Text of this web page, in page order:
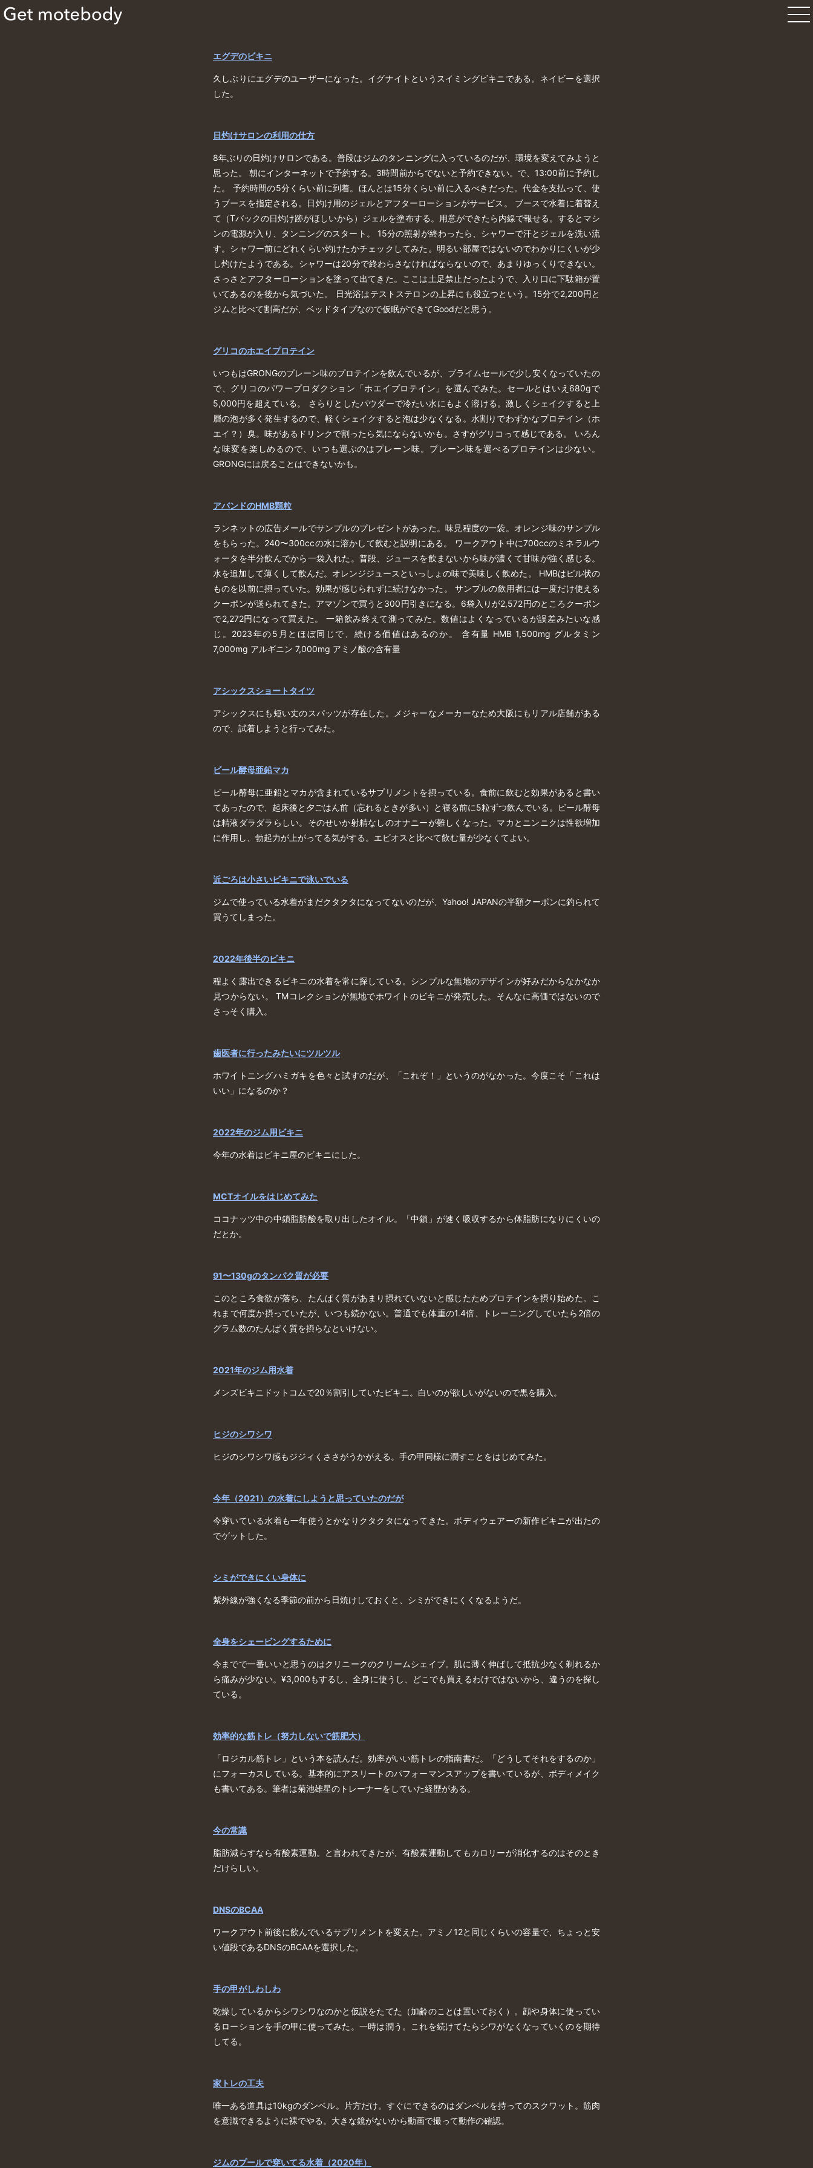
エグデのビキニ
久しぶりにエグデのユーザーになった。イグナイトというスイミングビキニである。ネイビーを選択
した。
日灼けサロンの利用の仕方
8年ぶりの日灼けサロンである。普段はジムのタンニングに入っているのだが、環境を変えてみようと
思った。 朝にインターネットで予約する。3時間前からでないと予約できない。で、13:00前に予約し
た。 予約時間の5分くらい前に到着。ほんとは15分くらい前に入るべきだった。代金を支払って、使
うブースを指定される。日灼け用のジェルとアフターローションがサービス。 ブースで水着に着替え
て（Tバックの日灼け跡がほしいから）ジェルを塗布する。用意ができたら内線で報せる。するとマシ
ンの電源が入り、タンニングのスタート。 15分の照射が終わったら、シャワーで汗とジェルを洗い流
す。シャワー前にどれくらい灼けたかチェックしてみた。明るい部屋ではないのでわかりにくいが少
し灼けたようである。シャワーは20分で終わらさなければならないので、あまりゆっくりできない。
さっさとアフターローションを塗って出てきた。ここは土足禁止だったようで、入り口に下駄箱が置
いてあるのを後から気づいた。 日光浴はテストステロンの上昇にも役立つという。15分で2,200円と
ジムと比べて割高だが、ベッドタイプなので仮眠ができてGoodだと思う。
グリコのホエイプロテイン
いつもはGRONGのプレーン味のプロテインを飲んでいるが、プライムセールで少し安くなっていたの
で、グリコのパワープロダクション「ホエイプロテイン」を選んでみた。セールとはいえ680gで
5,000円を超えている。 さらりとしたパウダーで冷たい水にもよく溶ける。激しくシェイクすると上
層の泡が多く発生するので、軽くシェイクすると泡は少なくなる。水割りでわずかなプロテイン（ホ
エイ？）臭。味があるドリンクで割ったら気にならないかも。さすがグリコって感じである。 いろん
な味変を楽しめるので、いつも選ぶのはプレーン味。プレーン味を選べるプロテインは少ない。
GRONGには戻ることはできないかも。
アバンドのHMB顆粒
ランネットの広告メールでサンプルのプレゼントがあった。味見程度の一袋。オレンジ味のサンプル
をもらった。240〜300ccの水に溶かして飲むと説明にある。 ワークアウト中に700ccのミネラルウ
ォータを半分飲んでから一袋入れた。普段、ジュースを飲まないから味が濃くて甘味が強く感じる。
水を追加して薄くして飲んだ。オレンジジュースといっしょの味で美味しく飲めた。 HMBはピル状の
ものを以前に摂っていた。効果が感じられずに続けなかった。 サンプルの飲用者には一度だけ使える
クーポンが送られてきた。アマゾンで買うと300円引きになる。6袋入りが2,572円のところクーポン
で2,272円になって買えた。 一箱飲み終えて測ってみた。数値はよくなっているが誤差みたいな感
じ。2023年の5月とほぼ同じで、続ける価値はあるのか。 含有量 HMB 1,500mg グルタミン
7,000mg アルギニン 7,000mg アミノ酸の含有量
アシックスショートタイツ
アシックスにも短い丈のスパッツが存在した。メジャーなメーカーなため大阪にもリアル店舗がある
ので、試着しようと行ってみた。
ビール酵母亜鉛マカ
ビール酵母に亜鉛とマカが含まれているサプリメントを摂っている。食前に飲むと効果があると書い
てあったので、起床後と夕ごはん前（忘れるときが多い）と寝る前に5粒ずつ飲んでいる。ビール酵母
は精液ダラダラらしい。そのせいか射精なしのオナニーが難しくなった。マカとニンニクは性欲増加
に作用し、勃起力が上がってる気がする。エビオスと比べて飲む量が少なくてよい。
近ごろは小さいビキニで泳いでいる
ジムで使っている水着がまだクタクタになってないのだが、Yahoo! JAPANの半額クーポンに釣られて
買うてしまった。
2022年後半のビキニ
程よく露出できるビキニの水着を常に探している。シンプルな無地のデザインが好みだからなかなか
見つからない。 TMコレクションが無地でホワイトのビキニが発売した。そんなに高価ではないので
さっそく購入。
歯医者に行ったみたいにツルツル
ホワイトニングハミガキを色々と試すのだが、「これぞ！」というのがなかった。今度こそ「これは
いい」になるのか？
2022年のジム用ビキニ
今年の水着はビキニ屋のビキニにした。
MCTオイルをはじめてみた
ココナッツ中の中鎖脂肪酸を取り出したオイル。「中鎖」が速く吸収するから体脂肪になりにくいの
だとか。
91〜130gのタンパク質が必要
このところ食欲が落ち、たんぱく質があまり摂れていないと感じたためプロテインを摂り始めた。こ
れまで何度か摂っていたが、いつも続かない。普通でも体重の1.4倍、トレーニングしていたら2倍の
グラム数のたんぱく質を摂らなといけない。
2021年のジム用水着
メンズビキニドットコムで20％割引していたビキニ。白いのが欲しいがないので黒を購入。
ヒジのシワシワ
ヒジのシワシワ感もジジィくささがうかがえる。手の甲同様に潤すことをはじめてみた。
今年（2021）の水着にしようと思っていたのだが
今穿いている水着も一年使うとかなりクタクタになってきた。ボディウェアーの新作ビキニが出たの
でゲットした。
シミができにくい身体に
紫外線が強くなる季節の前から日焼けしておくと、シミができにくくなるようだ。
全身をシェービングするために
今までで一番いいと思うのはクリニークのクリームシェイブ。肌に薄く伸ばして抵抗少なく剃れるか
ら痛みが少ない。¥3,000もするし、全身に使うし、どこでも買えるわけではないから、違うのを探し
ている。
効率的な筋トレ（努力しないで筋肥大）
「ロジカル筋トレ」という本を読んだ。効率がいい筋トレの指南書だ。「どうしてそれをするのか」
にフォーカスしている。基本的にアスリートのパフォーマンスアップを書いているが、ボディメイク
も書いてある。筆者は菊池雄星のトレーナーをしていた経歴がある。
今の常識
脂肪減らすなら有酸素運動。と言われてきたが、有酸素運動してもカロリーが消化するのはそのとき
だけらしい。
DNSのBCAA
ワークアウト前後に飲んでいるサプリメントを変えた。アミノ12と同じくらいの容量で、ちょっと安
い値段であるDNSのBCAAを選択した。
手の甲がしわしわ
乾燥しているからシワシワなのかと仮説をたてた（加齢のことは置いておく）。顔や身体に使ってい
るローションを手の甲に使ってみた。一時は潤う。これを続けてたらシワがなくなっていくのを期待
してる。
家トレの工夫
唯一ある道具は10kgのダンベル。片方だけ。すぐにできるのはダンベルを持ってのスクワット。筋肉
を意識できるように裸でやる。大きな鏡がないから動画で撮って動作の確認。
ジムのプールで穿いてる水着（2020年）